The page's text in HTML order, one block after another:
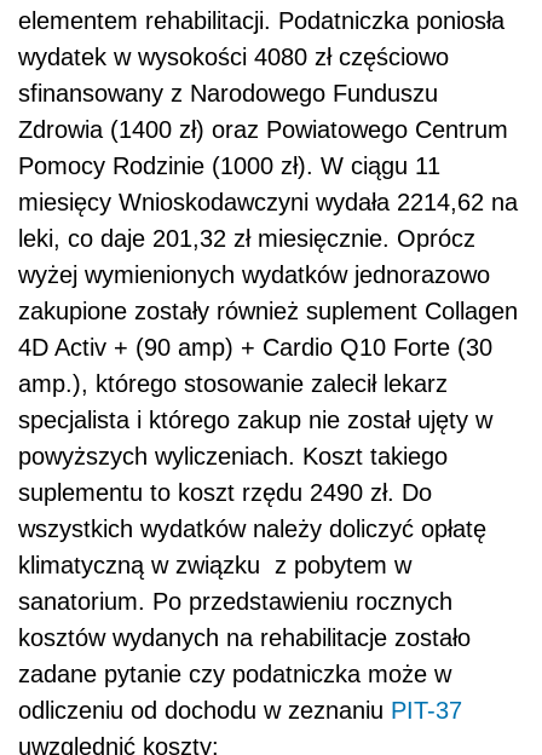
elementem rehabilitacji. Podatniczka poniosła
wydatek w wysokości 4080 zł częściowo
sfinansowany z Narodowego Funduszu
Zdrowia (1400 zł) oraz Powiatowego Centrum
Pomocy Rodzinie (1000 zł). W ciągu 11
miesięcy Wnioskodawczyni wydała 2214,62 na
leki, co daje 201,32 zł miesięcznie. Oprócz
wyżej wymienionych wydatków jednorazowo
zakupione zostały również suplement Collagen
4D Activ + (90 amp) + Cardio Q10 Forte (30
amp.), którego stosowanie zalecił lekarz
specjalista i którego zakup nie został ujęty w
powyższych wyliczeniach. Koszt takiego
suplementu to koszt rzędu 2490 zł. Do
wszystkich wydatków należy doliczyć opłatę
klimatyczną w związku z pobytem w
sanatorium. Po przedstawieniu rocznych
kosztów wydanych na rehabilitacje zostało
zadane pytanie czy podatniczka może w
odliczeniu od dochodu w zeznaniu PIT-37
uwzględnić koszty: